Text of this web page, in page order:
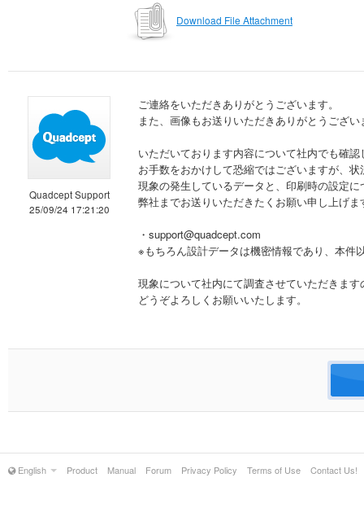
Download File Attachment
Quadcept Support
25/09/24 17:21:20
ご連絡をいただきありがとうございます。
また、画像もお送りいただきありがとうござい
いただいております内容について社内でも確
お手数をおかけして恐縮ではございますが、
現象の発生しているデータと、印刷時の設定
弊社までお送りいただきたくお願い申し上げま
・support@quadcept.com
※もちろん設計データは機密情報であり、本
現象について社内にて調査させていただきま
どうぞよろしくお願いいたします。
English Product Manual Forum Privacy Policy Terms of Use Contact Us!